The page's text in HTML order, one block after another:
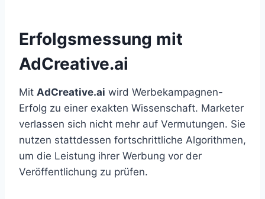
Erfolgsmessung mit
AdCreative.ai
Mit AdCreative.ai wird Werbekampagnen-
Erfolg zu einer exakten Wissenschaft. Marketer
verlassen sich nicht mehr auf Vermutungen. Sie
nutzen stattdessen fortschrittliche Algorithmen,
um die Leistung ihrer Werbung vor der
Veröffentlichung zu prüfen.